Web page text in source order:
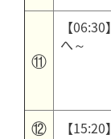
⑪
【
へ～
⑫ 【